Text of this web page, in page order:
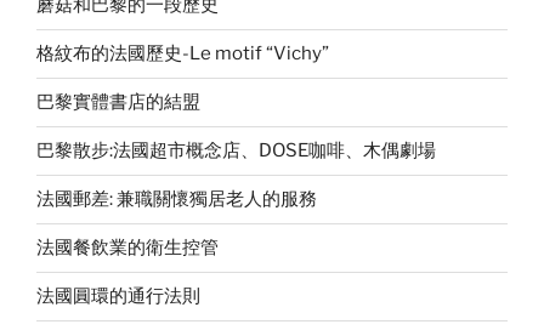
蘑菇和巴黎的一段歷史
格紋布的法國歷史-Le motif “Vichy”
巴黎實體書店的結盟
巴黎散步:法國超市概念店、DOSE咖啡、木偶劇場
法國郵差: 兼職關懷獨居老人的服務
法國餐飲業的衛生控管
法國圓環的通行法則